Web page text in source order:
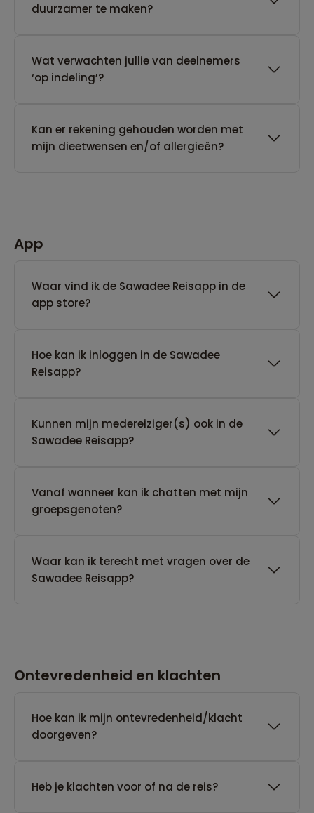
duurzamer te maken?
Wat verwachten jullie van deelnemers
‘op indeling’?
Kan er rekening gehouden worden met
mijn dieetwensen en/of allergieën?
App
Waar vind ik de Sawadee Reisapp in de
app store?
Hoe kan ik inloggen in de Sawadee
Reisapp?
Kunnen mijn medereiziger(s) ook in de
Sawadee Reisapp?
Vanaf wanneer kan ik chatten met mijn
groepsgenoten?
Waar kan ik terecht met vragen over de
Sawadee Reisapp?
Ontevredenheid en klachten
Hoe kan ik mijn ontevredenheid/klacht
doorgeven?
Heb je klachten voor of na de reis?